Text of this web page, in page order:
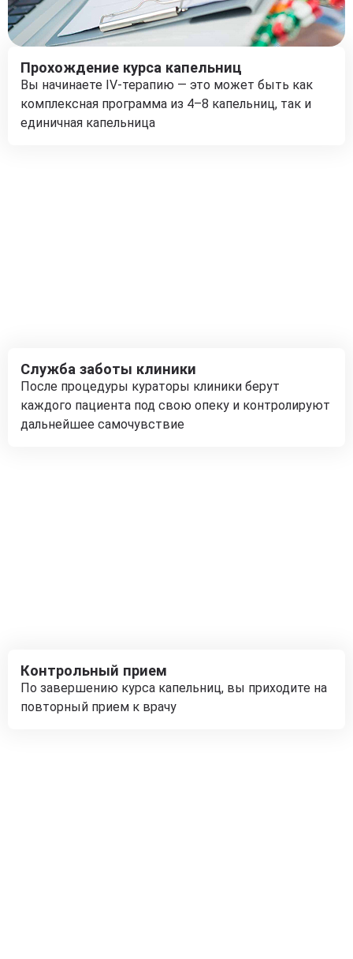
Прохождение курса капельниц
Вы начинаете IV-терапию — это может быть как
комплексная программа из 4–8 капельниц, так и
единичная капельница
Служба заботы клиники
После процедуры кураторы клиники берут
каждого пациента под свою опеку и контролируют
дальнейшее самочувствие
Контрольный прием
По завершению курса капельниц, вы приходите на
повторный прием к врачу